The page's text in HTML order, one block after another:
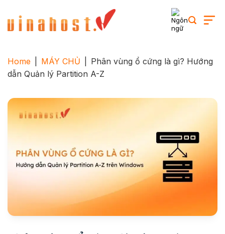
content
Home MÁY CHỦ
Phân vùng ổ cứng là gì? Hướng
dẫn Quản lý Partition A-Z